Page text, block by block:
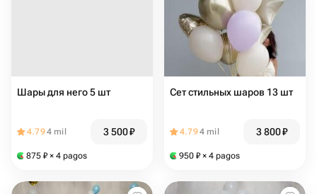
Шары для него 5 шт
4.794 mil 3 500₽
875 ₽ × 4 pagos
Сет стильных шаров 13 шт
4.794 mil 3 800₽
950 ₽ × 4 pagos